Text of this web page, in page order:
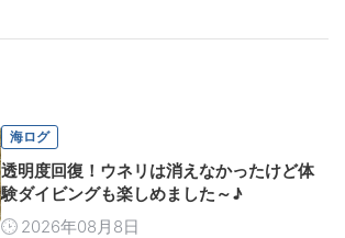
海ログ
透明度回復！ウネリは消えなかったけど体
験ダイビングも楽しめました～♪
2026年08月8日